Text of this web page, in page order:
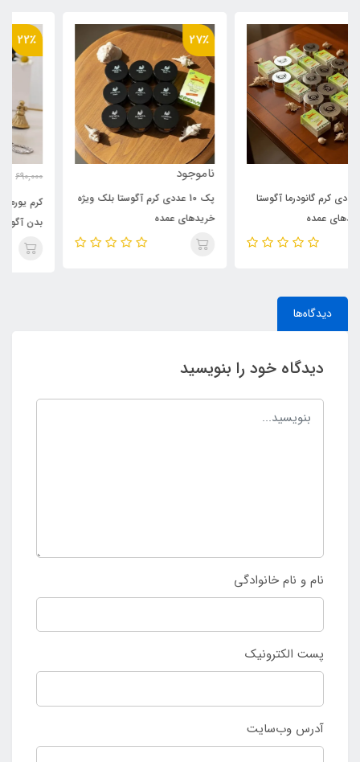
27٪
پک 10 عددی کرم آگوستا بلک ویژه
خریدهای عمده
22٪
کرم یورما ضد لک و سفید کننده
بدن آگوستا
دیدگاه‌ها
دیدگاه خود را بنویسید
نام و نام خانوادگی
پست الکترونیک
آدرس وب‌سایت